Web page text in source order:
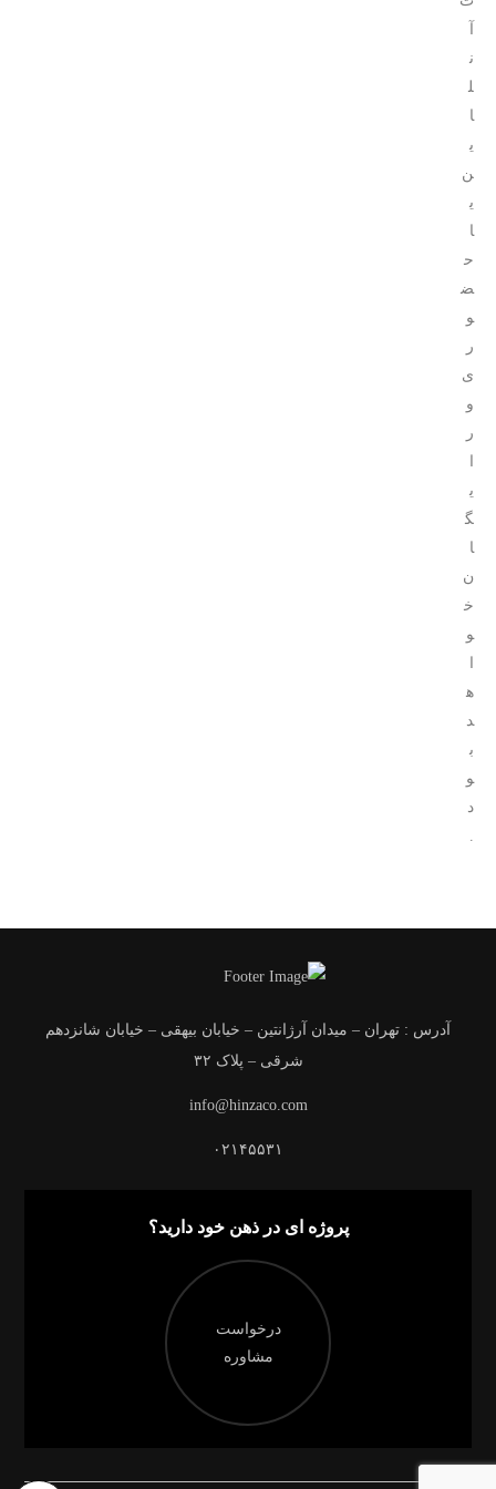
ن
ل
ا
ی
ن
ی
ا
ح
ض
و
ر
ی
و
ر
ی
گ
ا
ن
خ
و
ه
د
ب
و
د
.
آدرس : تهران – میدان آرژانتین – خیابان بیهقی – خیابان شانزدهم
شرقی – پلاک ۳۲
info@hinzaco.com
۰۲۱۴۵۵۳۱
پروژه ای در ذهن خود دارید؟
درخواست
مشاوره